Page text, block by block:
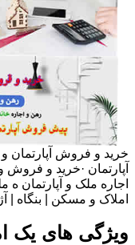
خرید و فروش آپارتمان
آپارتمان ·خرید و فروش
اجاره ملک و آپارتمان ه
املاک و مسکن | بنگاه |
ویژگی های یک